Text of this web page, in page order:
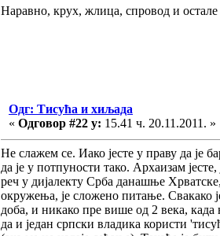
Наравно, крух, жлица, спровод и
Одг: Тисућа и хиљада
« Одговор #22 у: 15.41 ч. 20.11.2011. »
Не слажем се. Иако јесте у праву да је
да је у потпуности тако. Архаизам
реч у дијалекту Срба данашње
окружења, је сложено питање. Свакако
доба, и никако пре више од 2 века,
да и један српски владика користи